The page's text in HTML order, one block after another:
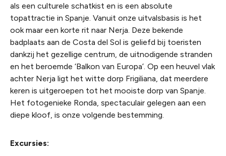
als een culturele schatkist en is een absolute
topattractie in Spanje. Vanuit onze uitvalsbasis is het
ook maar een korte rit naar Nerja. Deze bekende
badplaats aan de Costa del Sol is geliefd bij toeristen
dankzij het gezellige centrum, de uitnodigende stranden
en het beroemde ‘Balkon van Europa’. Op een heuvel vlak
achter Nerja ligt het witte dorp Frigiliana, dat meerdere
keren is uitgeroepen tot het mooiste dorp van Spanje.
Het fotogenieke Ronda, spectaculair gelegen aan een
diepe kloof, is onze volgende bestemming.
Excursies: